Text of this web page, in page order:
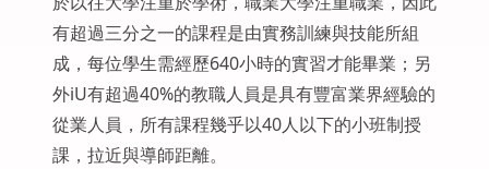
有超過三分之一的課程是由實務訓練與技能所組
成，每位學生需經歷640小時的實習才能畢業；另
外iU有超過40%的教職人員是具有豐富業界經驗的
從業人員，所有課程幾乎以40人以下的小班制授
課，拉近與導師距離。